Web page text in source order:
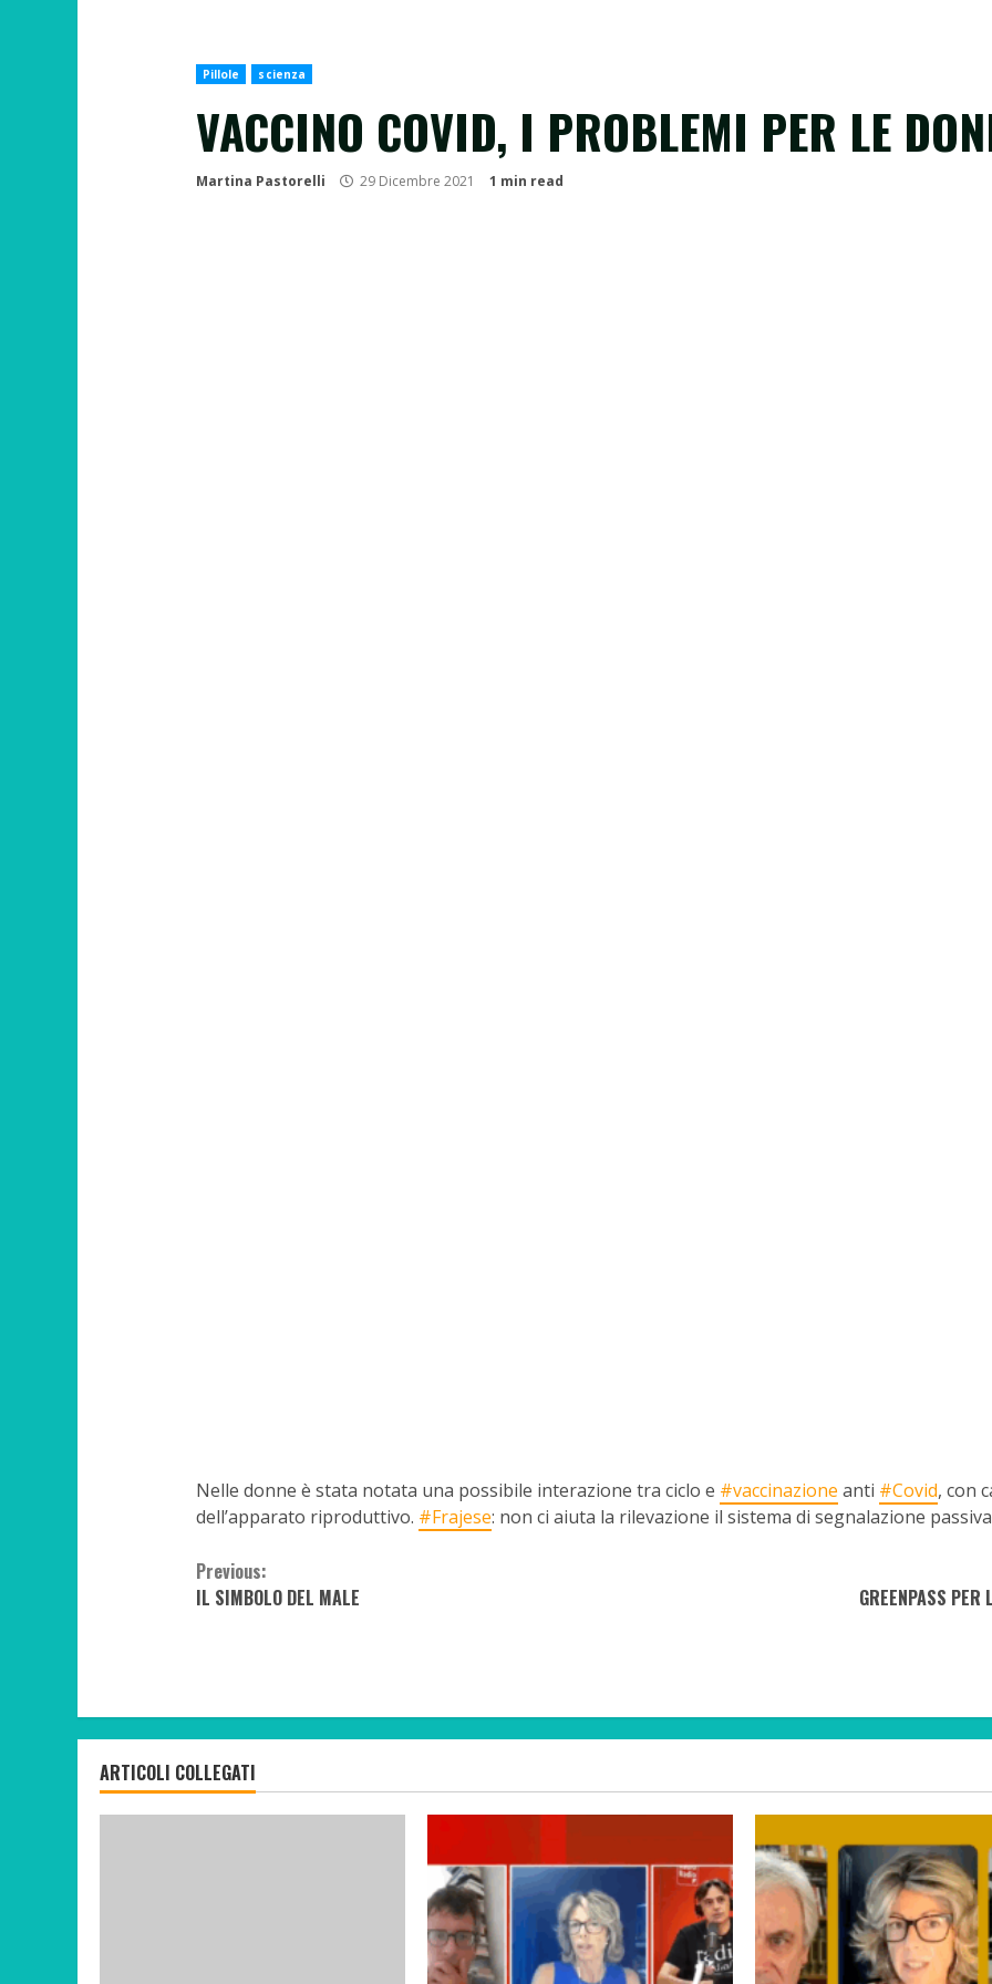
Pillole scienza
VACCINO COVID, I PROBLEMI PER LE
Martina Pastorelli 29 Dicembre 2021 1 min read
Nelle donne è stata notata una possibile interazione tra ciclo e #vaccinazione anti #Covid, con
dell’apparato riproduttivo. #Frajese: non ci aiuta la rilevazione il sistema di segnalazione
Continue
Reading
Previous:
IL SIMBOLO DEL MALE
GREENPASS PER
ARTICOLI COLLEGATI